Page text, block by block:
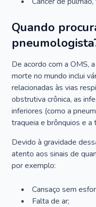
Quando
De acordo com a OMS,
morte no mundo inclui
relacionadas às vias
obstrutiva crônica, as
inferiores (como a
traqueia e brônquios e a
Devido à gravidade
atento aos sinais de
por exemplo:
Cansaço sem
Falta de ar;